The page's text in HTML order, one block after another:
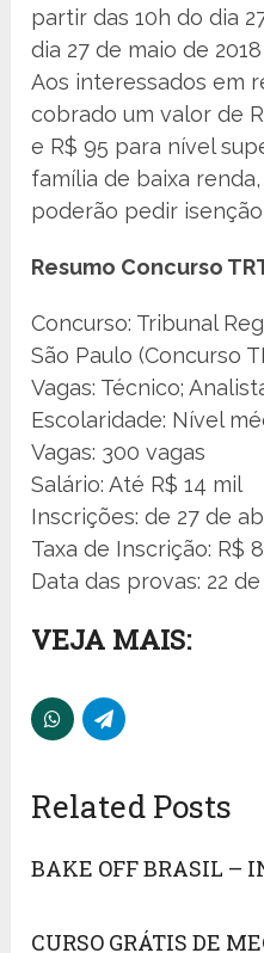
partir das 10h do dia
dia 27 de maio de
Aos interessados em
cobrado um valor de
e R$ 95 para nível
família de baixa
poderão pedir
Resumo Concurso
Concurso: Tribunal
São Paulo (Concurso
Vagas: Técnico;
Escolaridade: Nível
Vagas: 300 vagas
Salário: Até R$ 14 mil
Inscrições: de 27 de
Taxa de Inscrição: R$
Data das provas: 22
VEJA MAIS:
Related Posts
BAKE OFF BRASIL –
CURSO GRÁTIS DE